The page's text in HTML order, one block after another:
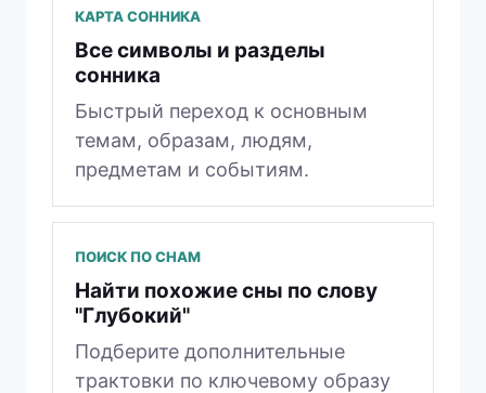
КАРТА СОННИКА
Все символы и разделы
сонника
Быстрый переход к основным
темам, образам, людям,
предметам и событиям.
ПОИСК ПО СНАМ
Найти похожие сны по слову
"Глубокий"
Подберите дополнительные
трактовки по ключевому образу